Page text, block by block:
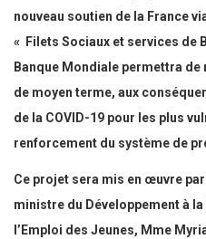
nouveau soutien de la France
« Filets Sociaux et services de
Banque Mondiale permettra
de moyen terme, aux
de la COVID-19 pour les plus
renforcement du système de
Ce projet sera mis en œuvre par
ministre du Développement à
l’Emploi des Jeunes, Mme